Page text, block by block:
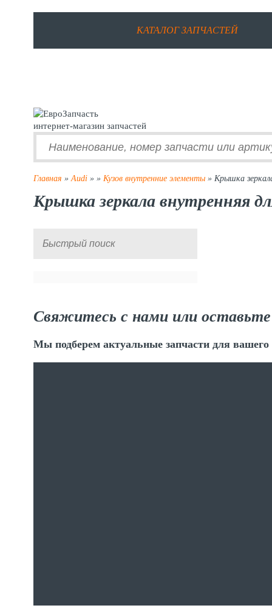
КАТАЛОГ ЗАПЧАСТЕЙ
интернет-магазин запчастей
Главная »Audi » » Кузов внутренние элементы » Крышка
Крышка зеркала внутренняя
Свяжитесь с нами или оставьте
Мы подберем актуальные запчасти для вашего